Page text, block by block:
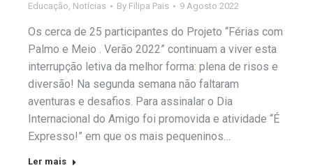
Educação, Notícias By Filipa Pais 9 Agosto 2022
Os cerca de 25 participantes do Projeto “Férias com
Palmo e Meio . Verão 2022” continuam a viver esta
interrupção letiva da melhor forma: plena de risos e
diversão! Na segunda semana não faltaram
aventuras e desafios. Para assinalar o Dia
Internacional do Amigo foi promovida e atividade “É
Expresso!” em que os mais pequeninos…
Ler mais